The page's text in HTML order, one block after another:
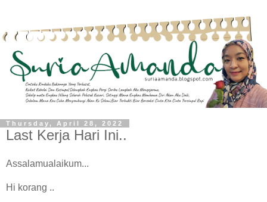
Thursday, April 28, 2022
Last Kerja Hari Ini..
Assalamualaikum...
Hi korang ..